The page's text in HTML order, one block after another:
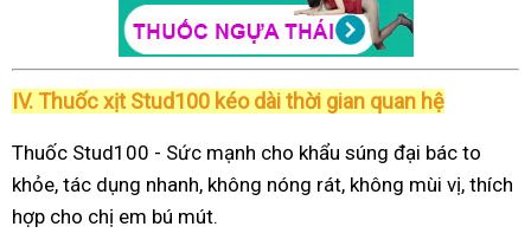
IV. Thuốc xịt Stud100 kéo dài thời gian quan hệ
Thuốc Stud100 - Sức mạnh cho khẩu súng đại bác to
khỏe, tác dụng nhanh, không nóng rát, không mùi vị, thích
hợp cho chị em bú mút.